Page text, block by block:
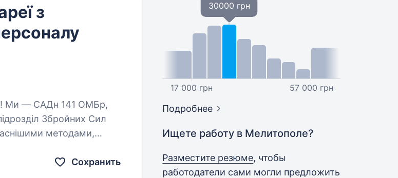
з
Збройних Сил
методами,
Сохранить
17 000 грн
30000 грн
57 000 грн
Подробнее
Ищете работу в Мелитополе?
Разместите резюме, чтобы
работодатели сами могли предложить